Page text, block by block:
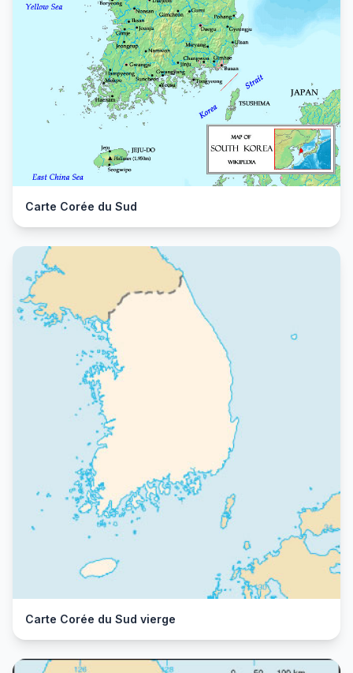
Carte Corée du Sud
Carte Corée du Sud vierge